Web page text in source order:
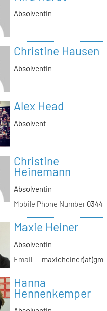
Absolventin
Christine Hausen
Absolventin
Alex Head
Absolvent
Christine
Heinemann
Absolventin
Mobile Phone Number
Maxie Heiner
Absolventin
Email
Hanna
Hennenkemper